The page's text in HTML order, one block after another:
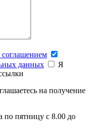
соглашением
данных
Я
на получение
по пятницу с 8.00 до